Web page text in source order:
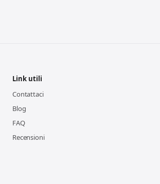
Link utili
Contattaci
Blog
FAQ
Recensioni